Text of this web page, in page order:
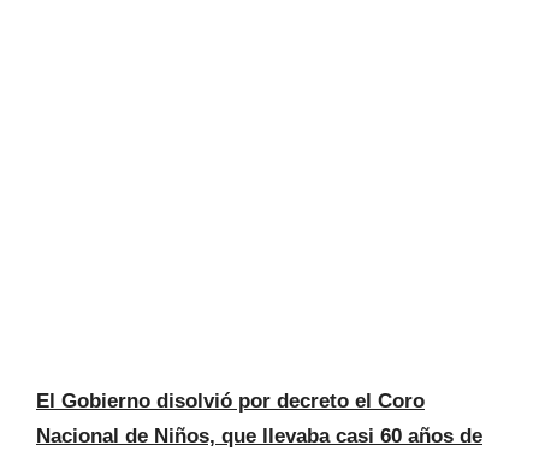
El Gobierno disolvió por decreto el Coro
Nacional de Niños, que llevaba casi 60 años de